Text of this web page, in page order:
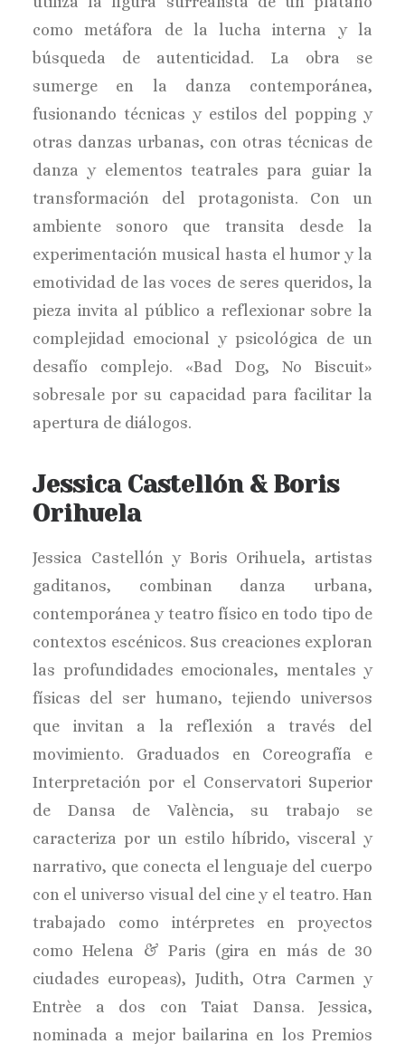
como metáfora de la lucha interna y la
búsqueda de autenticidad. La obra se
sumerge en la danza contemporánea,
fusionando técnicas y estilos del popping y
otras danzas urbanas, con otras técnicas de
danza y elementos teatrales para guiar la
transformación del protagonista. Con un
ambiente sonoro que transita desde la
experimentación musical hasta el humor y la
emotividad de las voces de seres queridos, la
pieza invita al público a reflexionar sobre la
complejidad emocional y psicológica de un
desafío complejo. «Bad Dog, No Biscuit»
sobresale por su capacidad para facilitar la
apertura de diálogos.
Jessica Castellón & Boris
Orihuela
Jessica Castellón y Boris Orihuela, artistas
gaditanos, combinan danza urbana,
contemporánea y teatro físico en todo tipo de
contextos escénicos. Sus creaciones exploran
las profundidades emocionales, mentales y
físicas del ser humano, tejiendo universos
que invitan a la reflexión a través del
movimiento. Graduados en Coreografía e
Interpretación por el Conservatori Superior
de Dansa de València, su trabajo se
caracteriza por un estilo híbrido, visceral y
narrativo, que conecta el lenguaje del cuerpo
con el universo visual del cine y el teatro. Han
trabajado como intérpretes en proyectos
como Helena & Paris (gira en más de 30
ciudades europeas), Judith, Otra Carmen y
Entrèe a dos con Taiat Dansa. Jessica,
nominada a mejor bailarina en los Premios